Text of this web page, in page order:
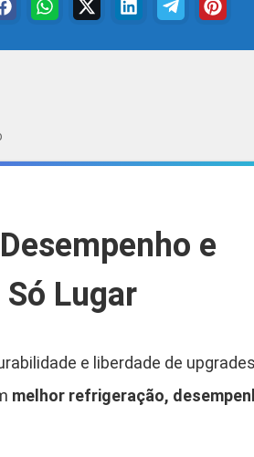
e
Lugar
e liberdade de
melhor refrigeração,